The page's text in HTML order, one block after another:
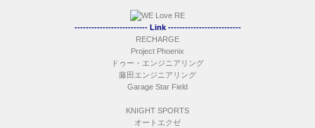
-------------------------- Link --------------------------
RECHARGE
Project Phoenix
ドゥー・エンジニアリング
藤田エンジニアリング
Garage Star Field
KNIGHT SPORTS
オートエクゼ